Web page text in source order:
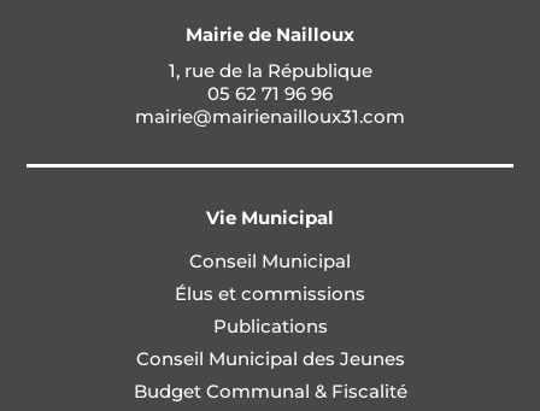
Mairie de Nailloux
1, rue de la République
05 62 71 96 96
mairie@mairienailloux31.com
Vie Municipal
Conseil Municipal
Élus et commissions
Publications
Conseil Municipal des Jeunes
Budget Communal & Fiscalité